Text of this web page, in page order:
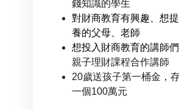
錢知識的學生
對財商教育有興趣、想
養的父母、老師
想投入財商教育的講師
親子理財課程合作講師
20歲送孩子第一桶金，
一個100萬元